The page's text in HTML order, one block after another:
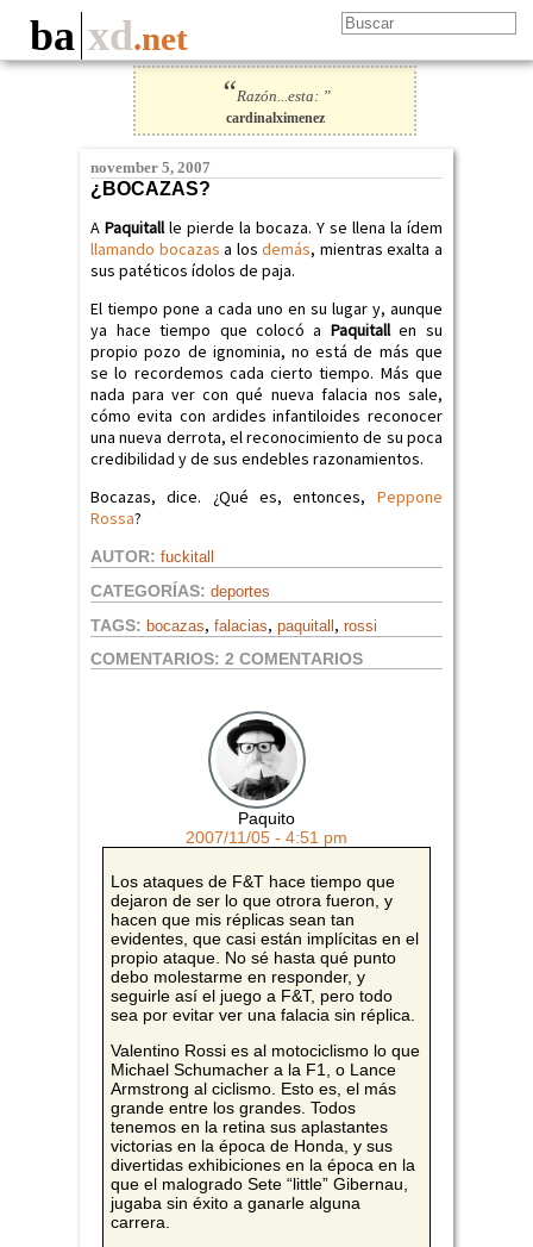
ba xd.net
“Razón...esta: ”
cardinalximenez
november 5, 2007
¿BOCAZAS?
APaquitallle pierde la bocaza. Y se llena la ídem
llamando bocazas a losdemás, mientras exalta a
sus patéticos ídolos de paja.
El tiempo pone a cada uno en su lugar y, aunque
ya hace tiempo que colocó a Paquitallen su
propio pozo de ignominia, no está de más que
se lo recordemos cada cierto tiempo. Más que
nada para ver con qué nueva falacia nos sale,
cómo evita con ardides infantiloides reconocer
una nueva derrota, el reconocimiento de su poca
credibilidad y de sus endebles razonamientos.
Bocazas, dice. ¿Qué es, entonces, Peppone
Rossa?
AUTOR: fuckitall
CATEGORÍAS: deportes
TAGS: bocazas,falacias,paquitall ,rossi
COMENTARIOS:2 COMENTARIOS
Paquito
2007/11/05 - 4:51 pm
Los ataques de F&T hace tiempo que
dejaron de ser lo que otrora fueron, y
hacen que mis réplicas sean tan
evidentes, que casi están implícitas en el
propio ataque. No sé hasta qué punto
debo molestarme en responder, y
seguirle así el juego a F&T, pero todo
sea por evitar ver una falacia sin réplica.
Valentino Rossi es al motociclismo lo que
Michael Schumacher a la F1, o Lance
Armstrong al ciclismo. Esto es, el más
grande entre los grandes. Todos
tenemos en la retina sus aplastantes
victorias en la época de Honda, y sus
divertidas exhibiciones en la época en la
que el malogrado Sete “little” Gibernau,
jugaba sin éxito a ganarle alguna
carrera.